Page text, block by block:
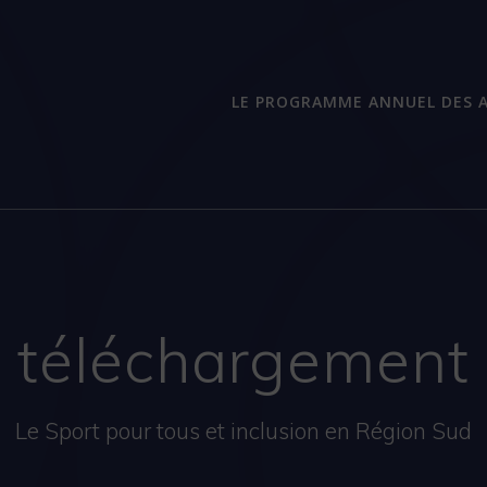
LE PROGRAMME ANNUEL DES
téléchargement
Le Sport pour tous et inclusion en Région Sud